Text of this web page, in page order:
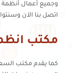
وجميع أعمال أنظمة
اتصل بنا الآن
مكتب
كما يقدم مكتب